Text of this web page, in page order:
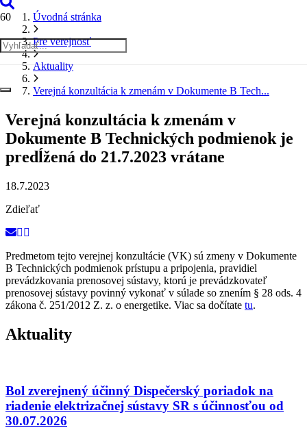
Úvodná stránka
Pre verejnosť
Aktuality
Verejná konzultácia k zmenám v Dokumente B Tech...
Verejná konzultácia k zmenám v
Dokumente B Technických podmienok je
predĺžená do 21.7.2023 vrátane
18.7.2023
Zdieľať
Predmetom tejto verejnej konzultácie (VK) sú zmeny v Dokumente
B Technických podmienok prístupu a pripojenia, pravidiel
prevádzkovania prenosovej sústavy, ktorú je prevádzkovateľ
prenosovej sústavy povinný vykonať v súlade so znením § 28 ods. 4
zákona č. 251/2012 Z. z. o energetike. Viac sa dočítate tu.
Aktuality
Bol zverejnený účinný Dispečerský poriadok na
riadenie elektrizačnej sústavy SR s účinnosťou od
30.07.2026